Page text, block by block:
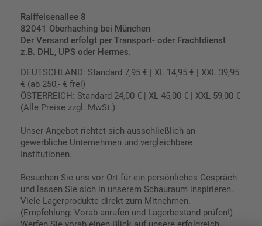
Raiffeisenallee 8
82041 Oberhaching bei München
Der Versand erfolgt per Transport- oder Frachtdienst
z.B. DHL, UPS oder Hermes.
DEUTSCHLAND: Standard 7,95 € | XL 14,95 € | XXL 39,95
€ (ab 250,- € frei)
ÖSTERREICH: Standard 24,00 € | XL 45,00 € | XXL 59,00 €
(Alle Preise zzgl. MwSt.)
Unser Angebot richtet sich ausschließlich an
gewerbliche Unternehmen und vergleichbare
Institutionen.
Besuchen Sie uns vor Ort für ein persönliches Gespräch
und lassen Sie sich in unserem Schauraum inspirieren.
Viele Lagerprodukte direkt zum Mitnehmen.
(Empfehlung: Vorab anrufen und Lagerbestand prüfen!)